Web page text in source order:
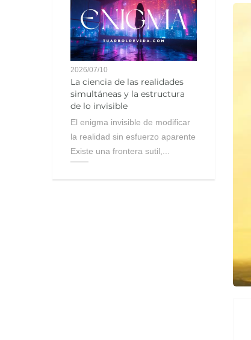
2026/07/10
La ciencia de las realidades
simultáneas y la estructura
de lo invisible
El enigma invisible de modificar
la realidad sin esfuerzo aparente
Existe una frontera sutil,...